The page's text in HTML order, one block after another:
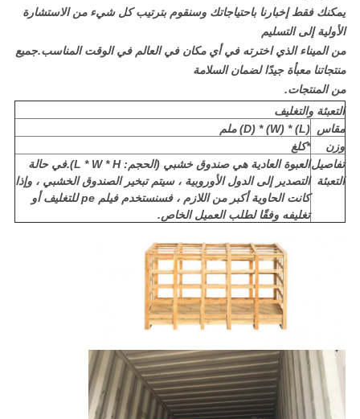
يمكنك فقط إخبارنا باحتياجاتك وسنقوم بترتيب كل شيء من الاستشارة
الأولية إلى التسليم
من الميناء الذي اخترته في أي مكان في العالم في الوقت المناسب.جميع
منتجاتنا معبأة جيدًا لضمان السلامة
من المنتجات.
التعبئة والتغليف
مقاس (L) * (W) * (D) ملم
وزن
*كلغ
تفاصيل
التعبئة
العبوة العادية هي صندوق خشبي (الحجم: L * W * H).في حالة
التصدير إلى الدول الأوروبية ، سيتم تبخير الصندوق الخشبي ، وإذا
كانت الحاوية أكبر من اللازم ، فسنستخدم فيلم pe للتغليف أو
تغليفه وفقًا لطلب العميل الخاص.